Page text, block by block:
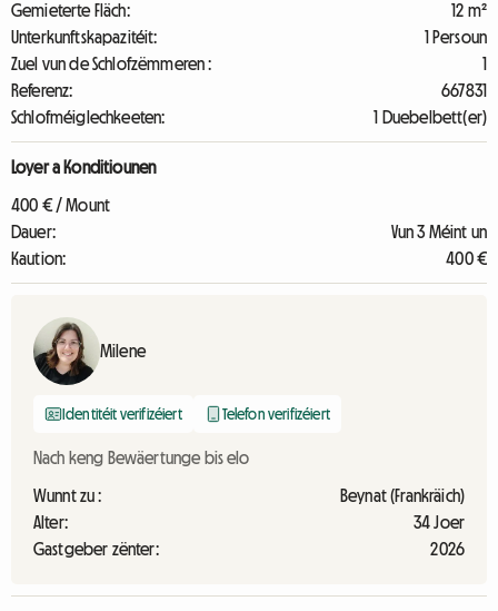
Gemieterte Fläch:
12 m²
Unterkunftskapazitéit:
1 Persoun
Zuel vun de Schlofzëmmeren :
1
Referenz:
667831
Schlofméiglechkeeten:
1 Duebelbett(er)
Loyer a Konditiounen
400 € / Mount
Dauer:
Vun 3 Méint un
Kaution:
400 €
Milene
Identitéit verifizéiert Telefon verifizéiert
Nach keng Bewäertunge bis elo
Wunnt zu :
Beynat (Frankräich)
Alter:
34 Joer
Gastgeber zënter:
2026